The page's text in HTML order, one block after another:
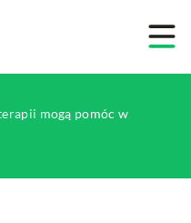
mogą pomóc w